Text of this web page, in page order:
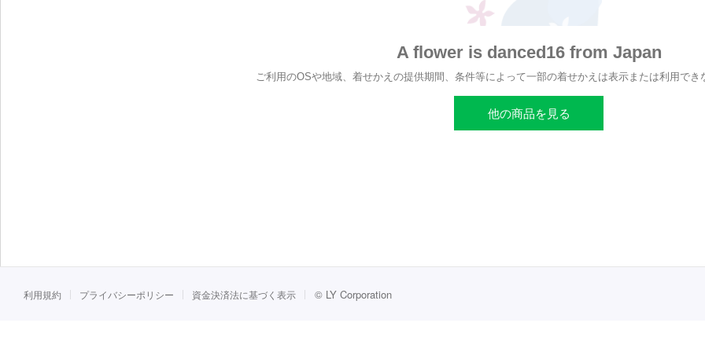
A flower is danced16 from Japan
ご利用のOSや地域、着せかえの提供期間、条件等によって一部の着せかえは表示または利用でき
他の商品を見る
利用規約 プライバシーポリシー 資金決済法に基づく表示 © LY Corporation